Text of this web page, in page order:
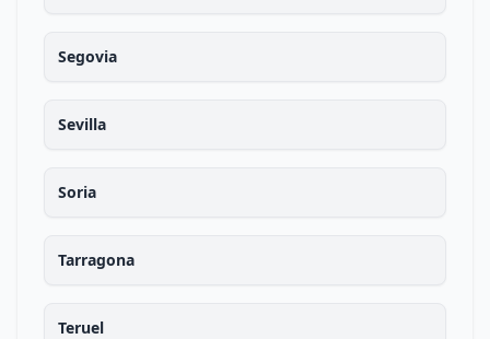
Segovia
Sevilla
Soria
Tarragona
Teruel